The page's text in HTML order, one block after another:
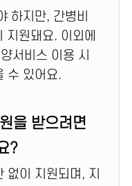
하지만, 간병비
원돼요. 이외에
서비스 이용 시
수 있어요.
을 받으려면
?
없이 지원되며, 지